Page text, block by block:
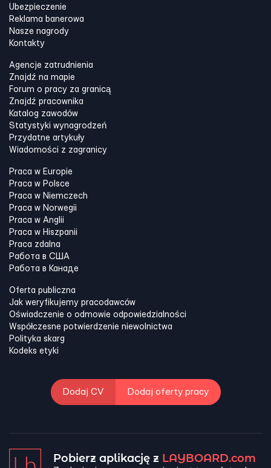
Ubezpieczenie
Reklama banerowa
Nasze nagrody
Kontakty
Agencje zatrudnienia
Znajdź na mapie
Forum o pracy za granicą
Znajdź pracownika
Katalog zawodów
Statystyki wynagrodzeń
Przydatne artykuły
Wiadomości z zagranicy
Praca w Europie
Praca w Polsce
Praca w Niemczech
Praca w Norwegii
Praca w Anglii
Praca w Hiszpanii
Praca zdalna
Работа в США
Работа в Канадe
Oferta publiczna
Jak weryfikujemy pracodawców
Oświadczenie o odmowie odpowiedzialności
Współczesne potwierdzenie niewolnictwa
Polityka skarg
Kodeks etyki
Dodaj CV Dodaj oferty pracy
Pobierz aplikację z LAYBOARD.com